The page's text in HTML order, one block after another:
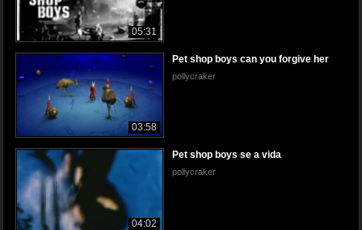
05:31
03:58
Pet shop boys can you forgive her
pollycraker
04:02
Pet shop boys se a vida
pollycraker